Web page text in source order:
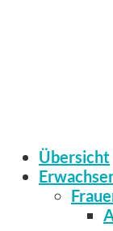
Übersicht